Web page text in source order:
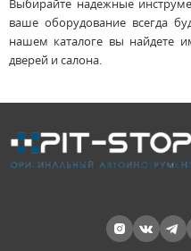
Выбирайте надежные
ваше оборудование всегда
нашем каталоге вы найдете
дверей и салона.